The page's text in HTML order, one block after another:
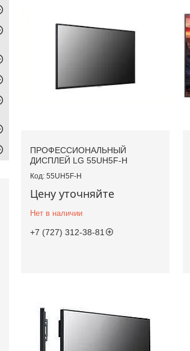
ПРОФЕССИОНАЛЬНЫЙ
ДИСПЛЕЙ LG 55UH5F-H
55UH5F-H
Цену уточняйте
Нет в наличии
+7 (727) 312-38-81